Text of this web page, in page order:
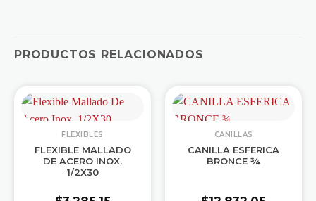
PRODUCTOS RELACIONADOS
FLEXIBLES
FLEXIBLE MALLADO
DE ACERO INOX.
1/2X30
CANILLAS
CANILLA ESFERICA
BRONCE ¾